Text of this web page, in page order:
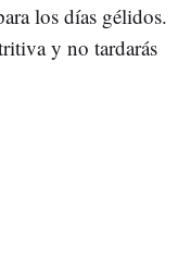
los días gélidos.
y no tardarás